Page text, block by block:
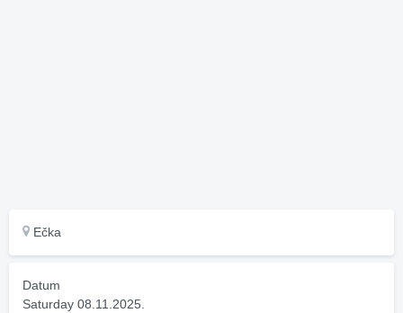
Ečka
Datum
Saturday 08.11.2025.